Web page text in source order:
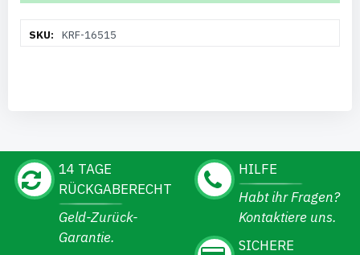
InformationenKRF-16515
14 TAGE
RÜCKGABERECHT
Geld-Zurück-
Garantie.
HILFE
Habt ihr Fragen?
Kontaktiere uns.
SICHERE